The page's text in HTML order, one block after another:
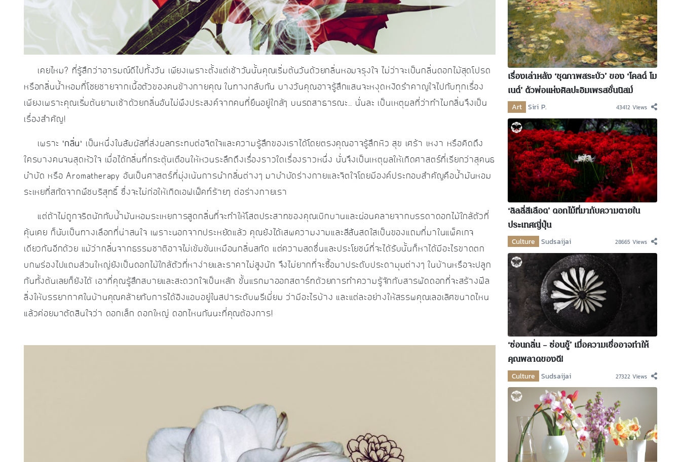
เคยไหม? ที่รู้สึกว่าอารมณ์ดีไปทั้งวัน เพียงเพราะตั้งแต่เช้าวันนั้นคุณเริ่มต้นวันด้วยกลิ่นหอมจรุงใจ ไม่ว่าจะเป็นกลิ่นดอกไม้สุดโปรด
หรือกลิ่นน้ำหอมที่โชยชายจากเนื้อตัวของคนข้างกายคุณ ในทางกลับกัน บางวันคุณอาจรู้สึกแสนจะหงุดหงิดรำคาญใจไปกับทุกเรื่อง
เพียงเพราะคุณเริ่มต้นยามเช้าด้วยกลิ่นอันไม่พึงประสงค์จากคนที่ยืนอยู่ใกล้ๆ บนรถสาธารณะ… นั่นละ เป็นเหตุผลที่ว่าทำไมกลิ่นจึงเป็น
เรื่องสำคัญ!
เพราะ ‘กลิ่น’ เป็นหนึ่งในสัมผัสที่ส่งผลกระทบต่อจิตใจและความรู้สึกของเราได้โดยตรงคุณอาจรู้สึกหิว สุข เศร้า เหงา หรือคิดถึง
ใครบางคนจนสุดหัวใจ เมื่อได้กลิ่นที่กระตุ้นเตือนให้หวนระลึกถึงเรื่องราวใดเรื่องราวหนึ่ง นั่นจึงเป็นเหตุผลให้เกิดศาสตร์ที่เรียกว่าสุคนธ
บำบัด หรือ Aromatherapy อันเป็นศาสตร์ที่มุ่งเน้นการนำกลิ่นต่างๆ มาบำบัดร่างกายและจิตใจโดยมีองค์ประกอบสำคัญคือน้ำมันหอม
ระเหยที่สกัดจากพืชบริสุทธิ์ ซึ่งจะไม่ก่อให้เกิดเอฟเฟ็คท์ร้ายๆ ต่อร่างกายเรา
แต่ถ้าไม่ถูกจริตนักกับน้ำมันหอมระเหยการสูดกลิ่นที่จะทำให้โสตประสาทของคุณเบิกบานและผ่อนคลายจากบรรดาดอกไม้ใกล้ตัวที่
คุ้นเคย ก็นับเป็นทางเลือกที่น่าสนใจ เพราะนอกจากประหยัดแล้ว คุณยังได้เสพความงามและสีสันสดใสเป็นของแถมที่มาในแพ็คเกจ
เดียวกันอีกด้วย แม้ว่ากลิ่นจากธรรมชาติอาจไม่เข้มข้นเหมือนกลิ่นสกัด แต่ความสดชื่นและประโยชน์ที่จะได้รับนั้นก็หาได้มีอะไรขาดตก
บกพร่องไปแถมส่วนใหญ่ยังเป็นดอกไม้ใกล้ตัวที่หาง่ายและราคาไม่สูงนัก จึงไม่ยากที่จะซื้อมาประดับประดามุมต่างๆ ในบ้านหรือจะปลูก
กันทั้งต้นเลยก็ยังได้ เอาที่คุณรู้สึกสบายและสะดวกใจเป็นหลัก ขั้นแรกมาออกสตาร์ทด้วยการทำความรู้จักกับสารพัดดอกที่จะสร้างฟีล
ลิ่งให้บรรยากาศในบ้านคุณคล้ายกับการได้อิงแอบอยู่ในสปาระดับพรีเมี่ยม ว่ามีอะไรบ้าง และแต่ละอย่างให้สรรพคุณเลอเลิศขนาดไหน
แล้วค่อยมาตัดสินใจว่า ดอกเล็ก ดอกใหญ่ ดอกไหนกันนะที่คุณต้องการ!
เรื่องเล่าหลัง ‘ชุดภาพสระบัว’ ของ ‘โคลด์ โม
เนต์’ ตัวพ่อแห่งศิลปะอิมเพรสชั่นนิสม์
Art Siri P. 43412 Views
‘ลิลลี่สีเลือด’ ดอกไม้ที่มากับความตายใน
ประเทศญี่ปุ่น
Culture Sudsaijai 28665 Views
‘ซ่อนกลิ่น – ซ่อนชู้’ เมื่อความเชื่ออาจทำให้
คุณพลาดของดี!
Culture Sudsaijai 27322 Views